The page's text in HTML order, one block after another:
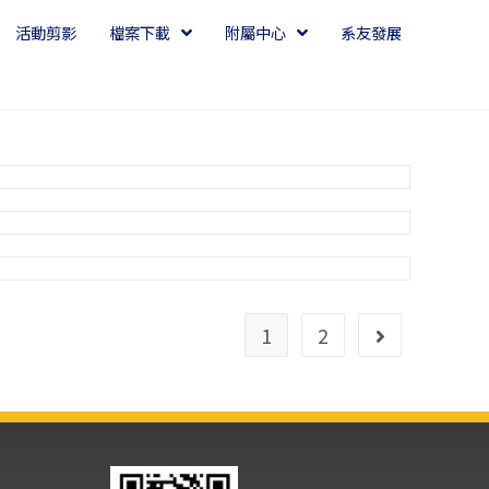
活動剪影 檔案下載 附屬中心 系友發展
1 2